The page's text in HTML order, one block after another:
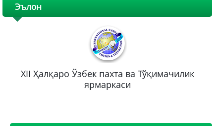
Эълон
XII Ҳалқаро Ўзбек пахта ва Тўқимачилик
ярмаркаси